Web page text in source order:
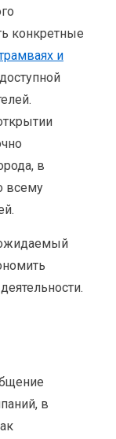
конкретные
и
в
всему
в